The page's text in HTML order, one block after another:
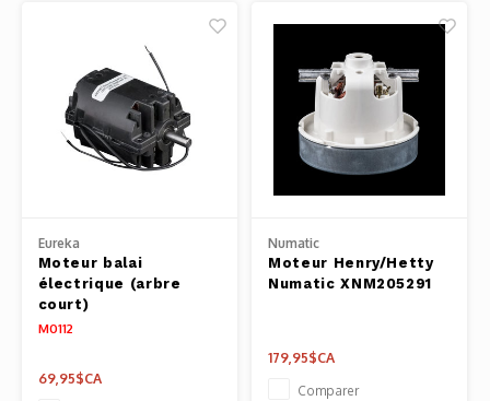
Eureka
Moteur balai
électrique (arbre
court)
M0112
69,95$CA
Numatic
Moteur Henry/Hetty
Numatic XNM205291
179,95$CA
Comparer